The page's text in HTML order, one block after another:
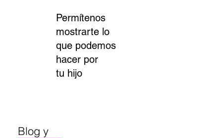
Permítenos
mostrarte lo
que podemos
hacer por
tu hijo
Blog y